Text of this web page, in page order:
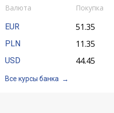
Валюта Покупка
EUR
51.35
PLN 11.35
USD 44.45
Все курсы банка